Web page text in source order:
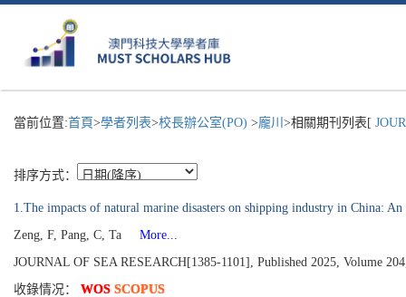
當前位置:首頁>學者列表>校長辦公室(PO) >龐川 >相關期刊列表[
排序方式：
1.The impacts of natural marine disasters on shipping industry in China: An
Zeng, F, Pang, C, Ta
More...
JOURNAL OF SEA RESEARCH[1385-1101], Published 2025, Volume
收錄情况： WOS SCOPUS